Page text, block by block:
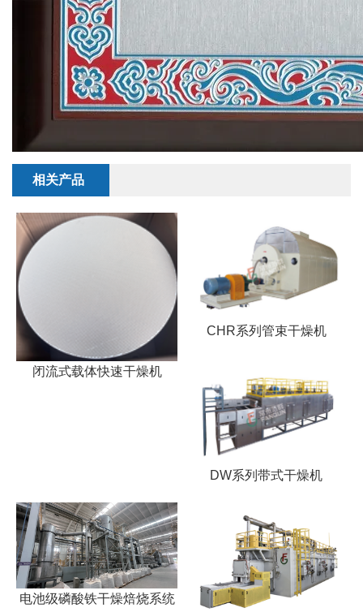
相关产品
闭流式载体快速干燥机
CHR系列管束干燥机
DW系列带式干燥机
电池级磷酸铁干燥焙烧系统